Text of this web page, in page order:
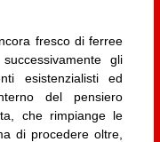
fresco di ferree
gli
esistenzialisti ed
del pensiero
che rimpiange le
di procedere oltre,